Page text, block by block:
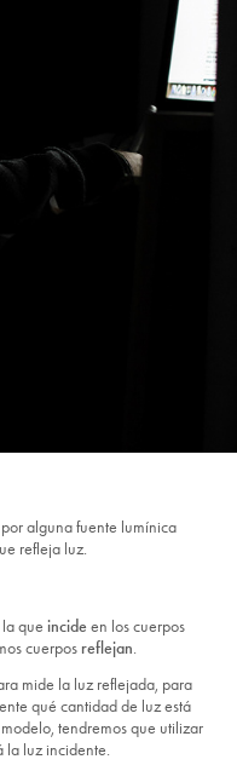
alguna fuente lumínica
refleja luz.
la queincideen los cuerpos
cuerpos reflejan.
mide la luz reflejada, para
qué cantidad de luz está
tendremos que utilizar
la luz incidente.